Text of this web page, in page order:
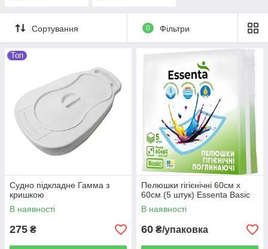
Сортування 0 Фільтри
Топ
Судно підкладне Гамма з
кришкою
В наявності
275 ₴
Пелюшки гігієнічні 60см х
60см (5 штук) Essenta Basic
В наявності
60 ₴/упаковка